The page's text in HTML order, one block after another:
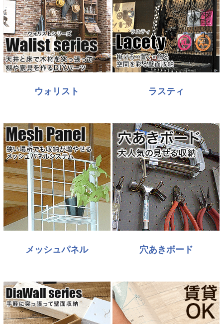
ウォリスト ラスティ
メッシュパネル 穴あきボード